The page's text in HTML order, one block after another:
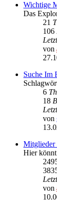
Wichtige
Das
21
106
von
Suche Im
6
18
von
Mitglieder
Hier
von